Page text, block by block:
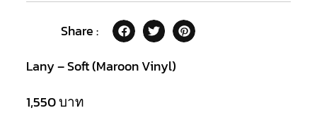
Share :
Lany – Soft (Maroon Vinyl)
1,550บาท